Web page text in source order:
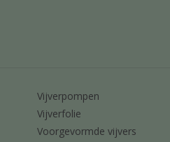
Vijverpompen
Vijverfolie
Voorgevormde vijvers